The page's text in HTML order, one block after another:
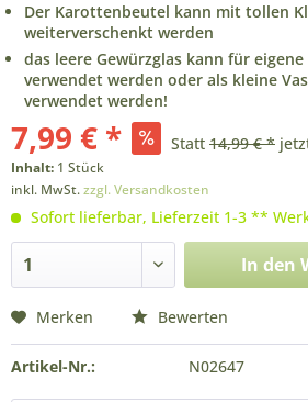
Der Karottenbeutel kann mit tollen
weiterverschenkt werden
das leere Gewürzglas kann für
verwendet werden oder als kleine
verwendet werden!
7,99 € * Statt 14,99 € *
Inhalt: 1 Stück
inkl. MwSt.zzgl. Versandkosten
Sofort lieferbar, Lieferzeit 1-3 **
In den
Merken Bewerten
Artikel-Nr.: N02647